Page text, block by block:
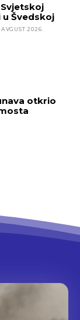
Švedskoj
AVGUST 2026.
otkrio